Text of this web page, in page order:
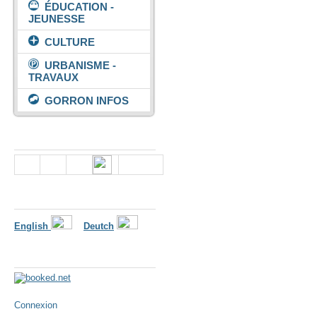
ÉDUCATION -
JEUNESSE
CULTURE
URBANISME -
TRAVAUX
GORRON INFOS
English Deutch
Connexion